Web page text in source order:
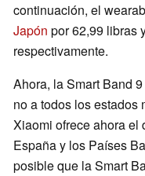
continuación, el
Japón por 62,99 libras
respectivamente.
Ahora, la Smart Band
no a todos los estados
Xiaomi ofrece ahora el
España y los Países
posible que la Smart